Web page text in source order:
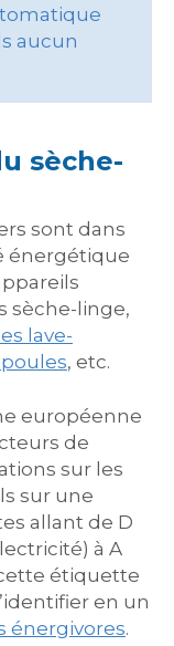
aucun
sèche-
sont dans
énergétique
sèche-linge,
les lave-
, etc.
européenne
de
sur les
sur une
allant de D
à A
étiquette
en un
énergivores.